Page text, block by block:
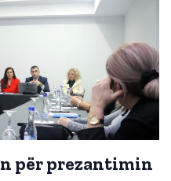
për prezantimin